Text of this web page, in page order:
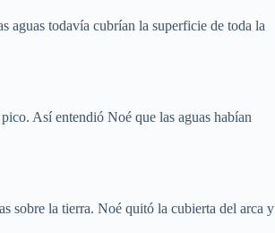
aguas todavía cubrían la superficie de toda la
Así entendió Noé que las aguas habían
sobre la tierra. Noé quitó la cubierta del arca y